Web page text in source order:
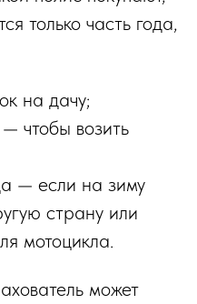
только часть года,
на дачу;
чтобы возить
— если на зиму
страну или
мотоцикла.
может